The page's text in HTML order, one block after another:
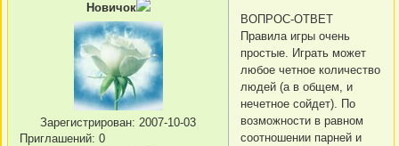
Новичок
Зарегистрирован: 2007-10-03
Приглашений: 0
ВОПРОС-ОТВЕТ
Правила игры очень
простые. Играть может
любое четное количество
людей (а в общем, и
нечетное сойдет). По
возможности в равном
соотношении парней и